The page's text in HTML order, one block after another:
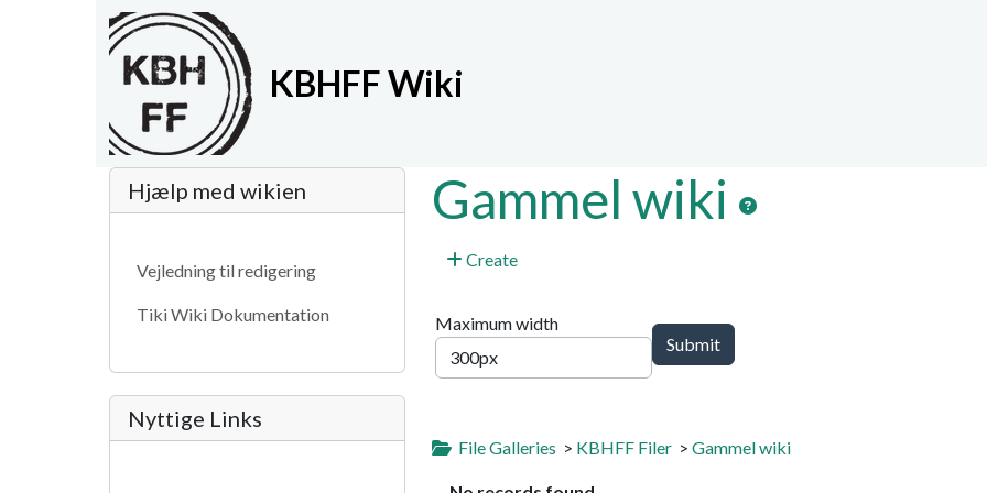
Site identity, navigation, etc.
KBHFF Wiki
Navigation and related functionality and
Gammel wiki
Create
Maximum width
File Galleries > KBHFF Filer> Gammel wiki
More content and functionality (left side)
Hjælp med wikien
Vejledning til redigering
Tiki Wiki Dokumentation
Nyttige Links